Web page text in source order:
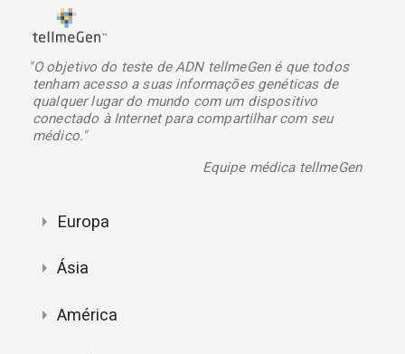
"O objetivo do teste de ADN tellmeGen é que todos
tenham acesso a suas informações genéticas de
qualquer lugar do mundo com um dispositivo
conectado à Internet para compartilhar com seu
médico."
Equipe médica tellmeGen
Europa
Ásia
América